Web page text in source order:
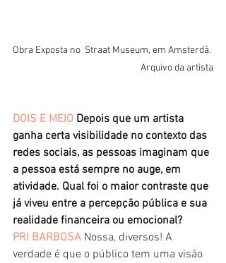
Obra Exposta no  Straat Museum, em Amsterdã.
Arquivo da artista
DOIS E MEIO Depois que um artista
ganha certa visibilidade no contexto das
redes sociais, as pessoas imaginam que
a pessoa está sempre no auge, em
atividade. Qual foi o maior contraste que
já viveu entre a percepção pública e sua
realidade financeira ou emocional?
PRI BARBOSA Nossa, diversos! A
verdade é que o público tem uma visão